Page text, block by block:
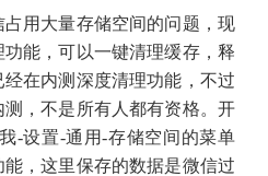
用大量存储空间的问题，现
能，可以一键清理缓存，释
在内测深度清理功能，不过
，不是所有人都有资格。开
-设置-通用-存储空间的菜单
，这里保存的数据是微信过